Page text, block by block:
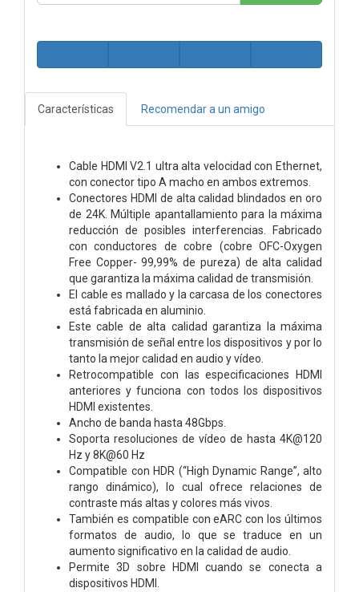
Características Recomendar a un amigo
Cable HDMI V2.1 ultra alta velocidad con Ethernet,
con conector tipo A macho en ambos extremos.
Conectores HDMI de alta calidad blindados en oro
de 24K. Múltiple apantallamiento para la máxima
reducción de posibles interferencias. Fabricado
con conductores de cobre (cobre OFC-Oxygen
Free Copper- 99,99% de pureza) de alta calidad
que garantiza la máxima calidad de transmisión.
El cable es mallado y la carcasa de los conectores
está fabricada en aluminio.
Este cable de alta calidad garantiza la máxima
transmisión de señal entre los dispositivos y por lo
tanto la mejor calidad en audio y vídeo.
Retrocompatible con las especificaciones HDMI
anteriores y funciona con todos los dispositivos
HDMI existentes.
Ancho de banda hasta 48Gbps.
Soporta resoluciones de vídeo de hasta 4K@120
Hz y 8K@60 Hz
Compatible con HDR (“High Dynamic Range”, alto
rango dinámico), lo cual ofrece relaciones de
contraste más altas y colores más vivos.
También es compatible con eARC con los últimos
formatos de audio, lo que se traduce en un
aumento significativo en la calidad de audio.
Permite 3D sobre HDMI cuando se conecta a
dispositivos HDMI.